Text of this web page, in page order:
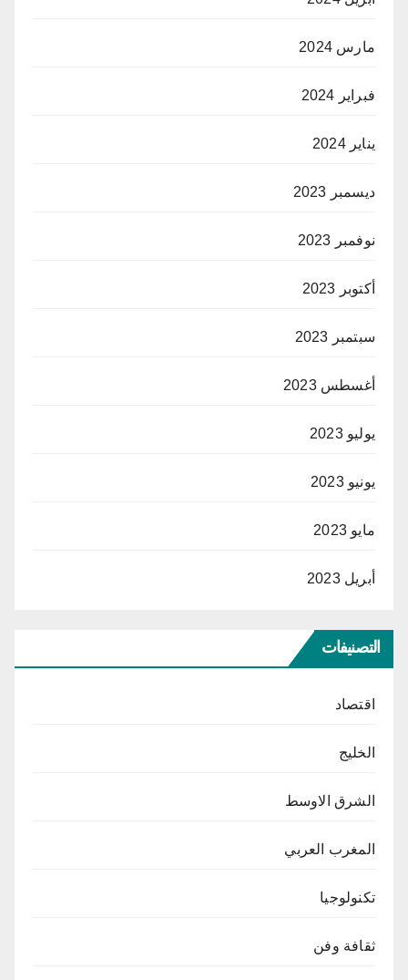
مارس 2024
فبراير 2024
يناير 2024
ديسمبر 2023
نوفمبر 2023
أكتوبر 2023
سبتمبر 2023
أغسطس 2023
يوليو 2023
يونيو 2023
مايو 2023
أبريل 2023
التصنيفات
اقتصاد
الخليج
الشرق الاوسط
المغرب العربي
تكنولوجيا
ثقافة وفن